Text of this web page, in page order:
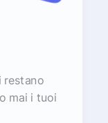
restano
mai i tuoi